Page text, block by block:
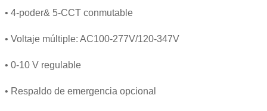
• 4-poder& 5-CCT conmutable
• Voltaje múltiple: AC100-277V/120-347V
• 0-10 V regulable
• Respaldo de emergencia opcional